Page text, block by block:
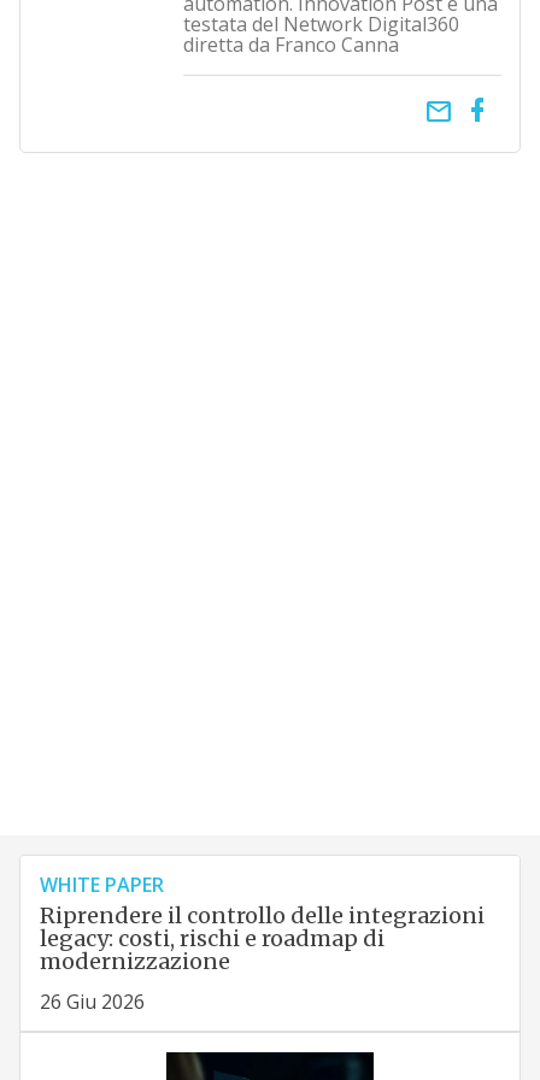
testata del Network Digital360
diretta da Franco Canna
email
WHITE PAPER
Riprendere il controllo delle integrazioni
legacy: costi, rischi e roadmap di
modernizzazione
26 Giu 2026